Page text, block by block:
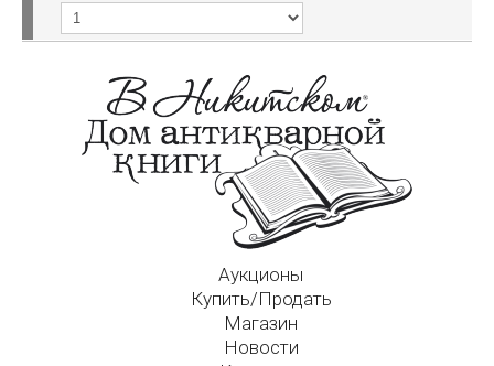
Аукционы
Купить/Продать
Магазин
Новости